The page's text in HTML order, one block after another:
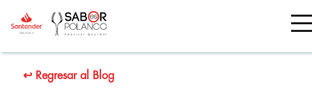
↩ Regresar al Blog